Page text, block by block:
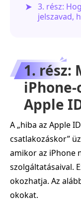
3. rész:
jelszavad,
1. rész:
Apple
A „hiba az Apple
csatlakozáskor”
amikor az iPhone
szolgáltatásaival.
okozhatja. Az
okokat.